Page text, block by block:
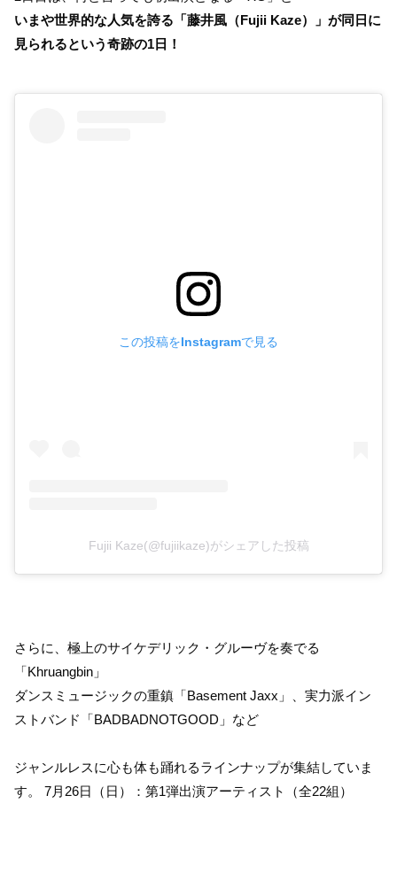
いまや世界的な人気を誇る「藤井風（Fujii Kaze）」が同日に
見られるという奇跡の1日！
この投稿をInstagramで見る
Fujii Kaze(@fujiikaze)がシェアした投稿
さらに、極上のサイケデリック・グルーヴを奏でる
「Khruangbin」
ダンスミュージックの重鎮「Basement Jaxx」、実力派イン
ストバンド「BADBADNOTGOOD」など
ジャンルレスに心も体も踊れるラインナップが集結していま
す。 7月26日（日）：第1弾出演アーティスト（全22組）